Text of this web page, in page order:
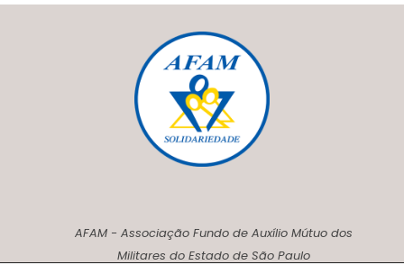
AFAM - Associação Fundo de Auxílio Mútuo dos
Militares do Estado de São Paulo